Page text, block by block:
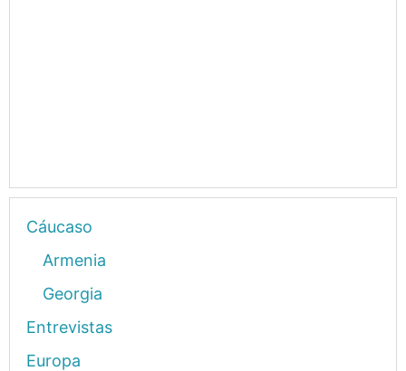
Cáucaso
Armenia
Georgia
Entrevistas
Europa